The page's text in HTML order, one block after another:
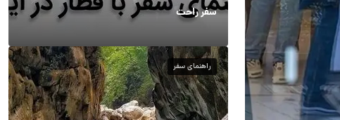
سفر راحت
راهنمای سفر